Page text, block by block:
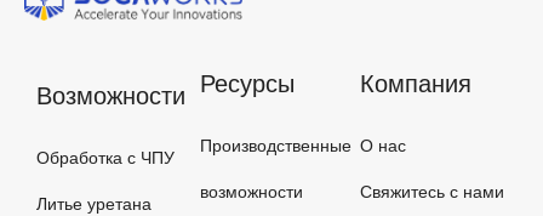
Возможности
Обработка с ЧПУ
Литье уретана
Ресурсы
Производственные
возможности
Компания
О нас
Свяжитесь с нами